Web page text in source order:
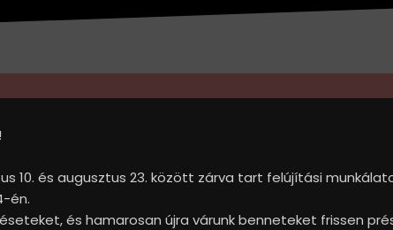
10. és augusztus 23. között zárva tart felújítási
én.
és hamarosan újra várunk benneteket frissen
között zárva tart
újra várunk benneteket frissen préselt leveinkkel a